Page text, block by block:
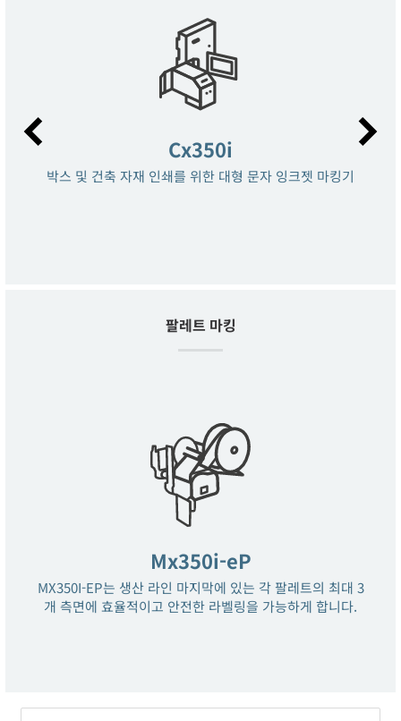
Cx350i
박스 및 건축 자재 인쇄를 위한 대형 문자 잉크젯 마킹기
팔레트 마킹
Mx350i-eP
MX350I-EP는 생산 라인 마지막에 있는 각 팔레트의 최대 3
개 측면에 효율적이고 안전한 라벨링을 가능하게 합니다.